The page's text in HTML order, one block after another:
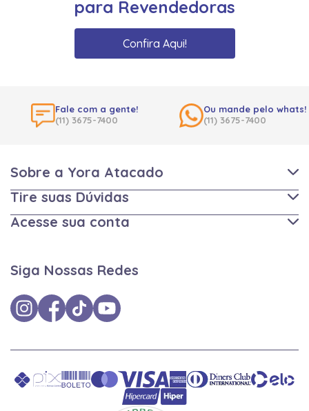
para Revendedoras
Confira Aqui!
Fale com a gente!
(11) 3675-7400
Ou mande pelo whats!
(11) 3675-7400
Sobre a Yora Atacado
Tire suas Dúvidas
Acesse sua conta
Siga Nossas Redes